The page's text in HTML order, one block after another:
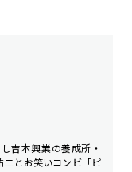
吉本興業の養成所・
二とお笑いコンビ「ピ